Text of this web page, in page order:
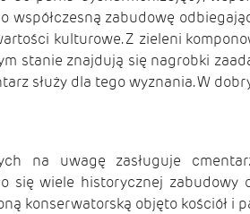
zabudowę
kulturowe. Z zieleni
stanie znajdują się nagrobki
służy dla tego wyznania. W
na uwagę zasługuje
się wiele historycznej
konserwatorską objęto kościół i